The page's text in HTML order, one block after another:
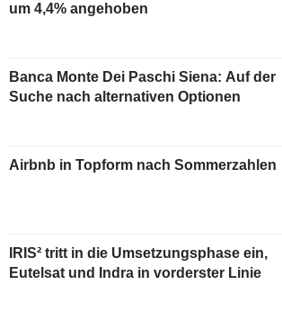
um 4,4% angehoben
Banca Monte Dei Paschi Siena: Auf der
Suche nach alternativen Optionen
Airbnb in Topform nach Sommerzahlen
IRIS² tritt in die Umsetzungsphase ein,
Eutelsat und Indra in vorderster Linie